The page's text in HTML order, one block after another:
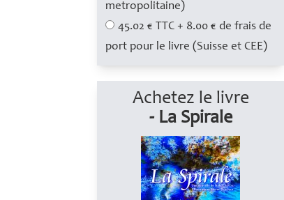
metropolitaine)
45.02 € TTC + 8.00 € de frais de
port pour le livre (Suisse et CEE)
Achetez le livre
- La Spirale